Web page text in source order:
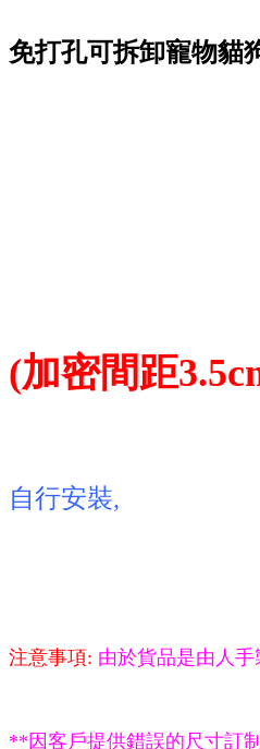
免打孔可拆卸寵物貓
(加密間距
自行安裝,
注意事項: 由於貨品是由人
**因客戶提供錯誤的尺寸訂